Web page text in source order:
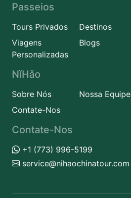
Passeios
Tours Privados Destinos
Viagens
Personalizadas
Blogs
NǐHǎo
Sobre Nós Nossa Equipe
Contate-Nos
Contate-Nos
+1 (773) 996-5199
service@nihaochinatour.com